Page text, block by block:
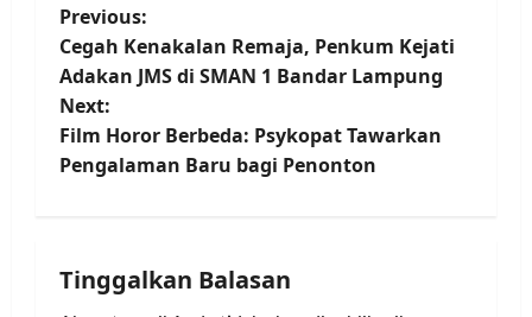
P
o
s
t
a
Previous:
Cegah Kenakalan Remaja, Penkum Kejati
Adakan JMS di SMAN 1 Bandar Lampung
Next:
Film Horor Berbeda: Psykopat Tawarkan
Pengalaman Baru bagi Penonton
Tinggalkan Balasan